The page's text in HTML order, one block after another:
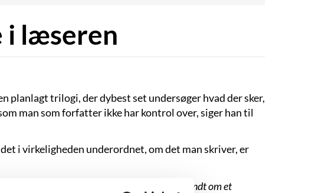
i læseren
planlagt trilogi, der dybest set undersøger hvad der sker,
man som forfatter ikke har kontrol over, siger han til
i virkeligheden underordnet, om det man skriver, er
værd at læse. Ligegyldigt om den foregår rundt om et